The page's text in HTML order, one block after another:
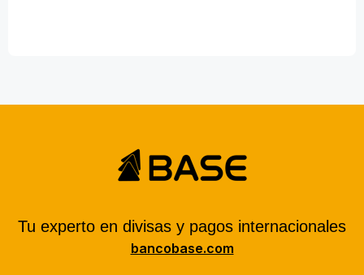
Tu experto en divisas y pagos internacionales
bancobase.com